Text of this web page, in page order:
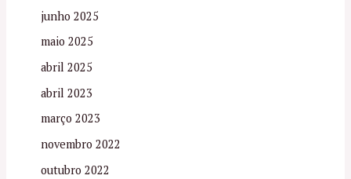
junho 2025
maio 2025
abril 2025
abril 2023
março 2023
novembro 2022
outubro 2022